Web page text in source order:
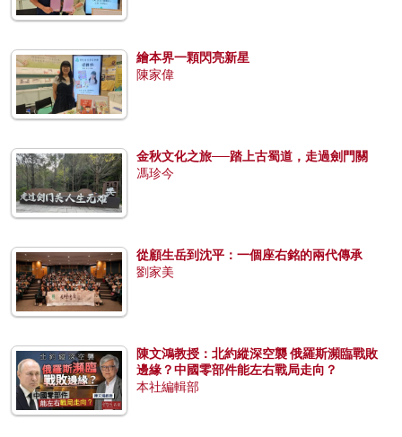
繪本界一顆閃亮新星
陳家偉
金秋文化之旅──踏上古蜀道，走過劍門關
馮珍今
從顧生岳到沈平：一個座右銘的兩代傳承
劉家美
陳文鴻教授：北約縱深空襲 俄羅斯瀕臨戰敗
邊緣？中國零部件能左右戰局走向？
本社編輯部